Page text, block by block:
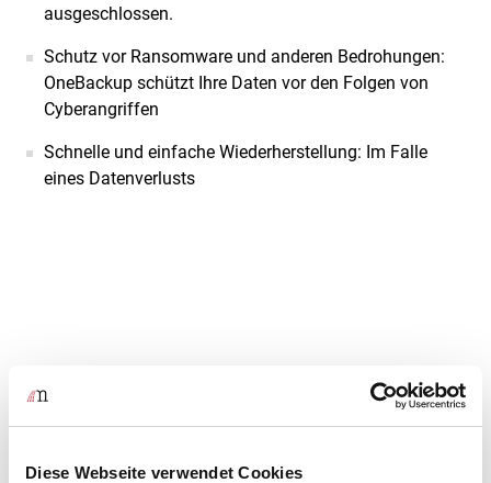
Diese Webseite verwendet Cookies
ausgeschlossen.
Schutz vor Ransomware und anderen Bedrohungen:
OneBackup schützt Ihre Daten vor den Folgen von
Cyberangriffen
Schnelle und einfache Wiederherstellung: Im Falle
eines Datenverlusts
OneBackup - Anwendungsfälle
für verschiedene
Unternehmensgrößen